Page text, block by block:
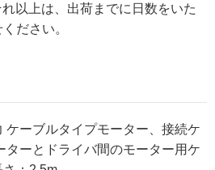
以上は、出荷までに日数をいた
ださい。
ケーブルタイプモーター、接続ケ
ターとドライバ間のモーター用ケ